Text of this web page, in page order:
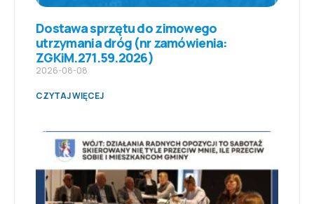
Dostawa sprzętu do zimowego
utrzymania dróg (nr zamówienia:
ZGKiM.271.59.2026)
2026-08-08
CZYTAJ WIĘCEJ